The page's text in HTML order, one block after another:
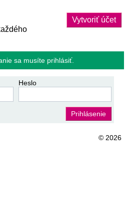
Vytvoriť účet
sa musíte prihlásiť.
Heslo
Prihlásenie
© 2026